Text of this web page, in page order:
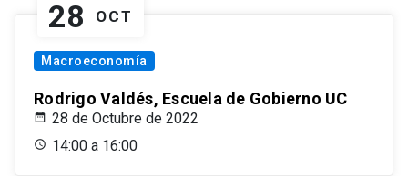
28 OCT
Macroeconomía
Rodrigo Valdés, Escuela de Gobierno UC
28 de Octubre de 2022
14:00 a 16:00